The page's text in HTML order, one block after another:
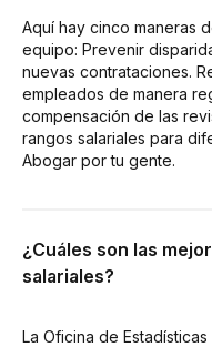
Aquí hay cinco maneras
equipo: Prevenir
nuevas contrataciones.
empleados de manera
compensación de las
rangos salariales para
Abogar por tu gente.
¿Cuáles son las
salariales?
La Oficina de